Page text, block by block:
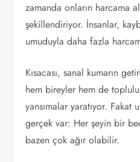
zamanda onların harcama
şekillendiriyor. İnsanlar,
umuduyla daha fazla
Kısacası, sanal kumarın
hem bireyler hem de
yansımalar yaratıyor. Fakat
gerçek var: Her şeyin bir
bazen çok ağır olabilir.